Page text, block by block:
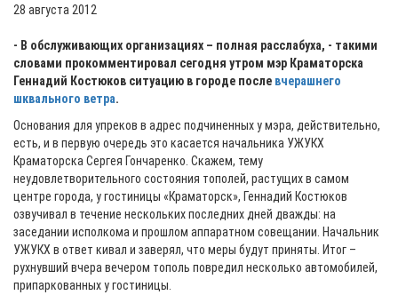
28 августа 2012
- В обслуживающих организациях – полная расслабуха, - такими
словами прокомментировал сегодня утром мэр Краматорска
Геннадий Костюков ситуацию в городе после вчерашнего
шквального ветра.
Основания для упреков в адрес подчиненных у мэра, действительно,
есть, и в первую очередь это касается начальника УЖУКХ
Краматорска Сергея Гончаренко. Скажем, тему
неудовлетворительного состояния тополей, растущих в самом
центре города, у гостиницы «Краматорск», Геннадий Костюков
озвучивал в течение нескольких последних дней дважды: на
заседании исполкома и прошлом аппаратном совещании. Начальник
УЖУКХ в ответ кивал и заверял, что меры будут приняты. Итог –
рухнувший вчера вечером тополь повредил несколько автомобилей,
припаркованных у гостиницы.